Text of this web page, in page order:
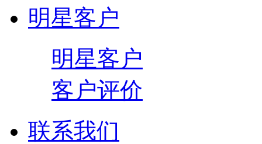
明星客户
明星客户
客户评价
联系我们